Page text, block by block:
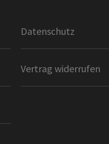
Datenschutz
Vertrag widerrufen